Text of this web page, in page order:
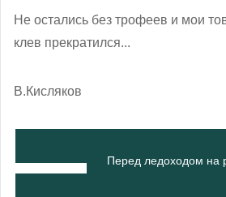
Не остались без трофеев и мои
клев прекратился...
В.Кисляков
Перед ледоходом на